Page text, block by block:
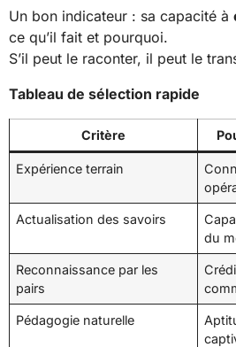
Un bon indicateur : sa capacité à
ce qu’il fait et pourquoi.
S’il peut le raconter, il peut le
Tableau de sélection rapide
Critère
Expérience terrain
Actualisation des savoirs
du
Reconnaissance par les
pairs
Pédagogie naturelle